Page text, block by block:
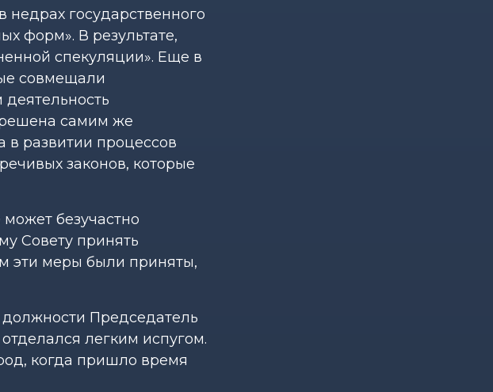
недрах государственного
форм». В результате,
спекуляции». Еще в
совмещали
самим же
развитии процессов
законов, которые
безучастно
Совету принять
эти меры были приняты,
должности Председатель
легким испугом.
когда пришло время